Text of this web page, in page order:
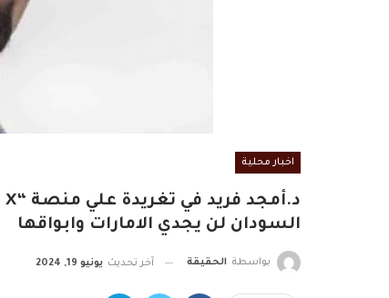
اخبار محلية
السودان لن يجدي الامارات وابواقها
بواسطة الحقيقة آخر تحديث يونيو 19, 2024